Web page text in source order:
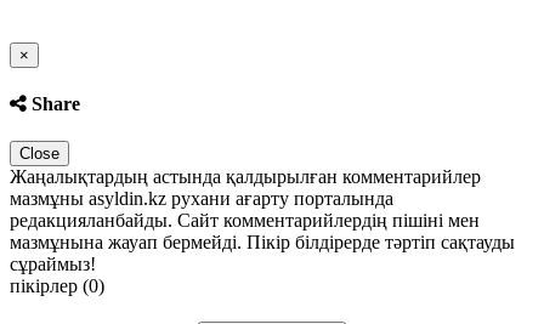
×
Share
Close
Жаңалықтардың астында қалдырылған комментарийлер
мазмұны asyldin.kz рухани ағарту порталында
редакцияланбайды. Сайт комментарийлердің пішіні мен
мазмұнына жауап бермейді. Пікір білдірерде тәртіп сақтауды
сұраймыз!
пікірлер (0)